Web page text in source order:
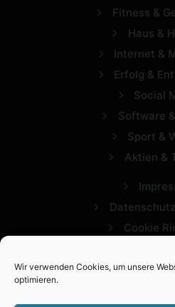
Wir verwenden Cookies, um unsere
optimieren.
Fitness &
Haus &
Internet &
Erfolg &
Social
Software
Sport &
Aktien &
Cookie